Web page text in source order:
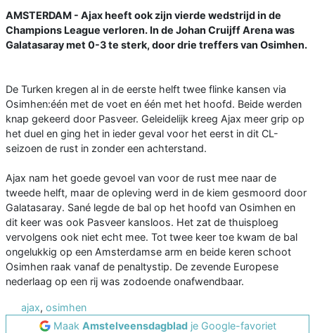
AMSTERDAM - Ajax heeft ook zijn vierde wedstrijd in de
Champions League verloren. In de Johan Cruijff Arena was
Galatasaray met 0-3 te sterk, door drie treffers van Osimhen.
De Turken kregen al in de eerste helft twee flinke kansen via
Osimhen:één met de voet en één met het hoofd. Beide werden
knap gekeerd door Pasveer. Geleidelijk kreeg Ajax meer grip op
het duel en ging het in ieder geval voor het eerst in dit CL-
seizoen de rust in zonder een achterstand.
Ajax nam het goede gevoel van voor de rust mee naar de
tweede helft, maar de opleving werd in de kiem gesmoord door
Galatasaray. Sané legde de bal op het hoofd van Osimhen en
dit keer was ook Pasveer kansloos. Het zat de thuisploeg
vervolgens ook niet echt mee. Tot twee keer toe kwam de bal
ongelukkig op een Amsterdamse arm en beide keren schoot
Osimhen raak vanaf de penaltystip. De zevende Europese
nederlaag op een rij was zodoende onafwendbaar.
ajax, osimhen
Maak Amstelveensdagbladje Google-favoriet